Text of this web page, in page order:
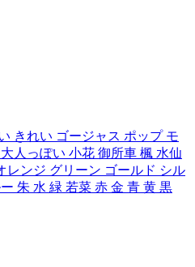
きれい ゴージャス ポップ モ
大人っぽい 小花 御所車 楓 水仙
レンジ グリーン ゴールド シル
朱 水 緑 若菜 赤 金 青 黄 黒